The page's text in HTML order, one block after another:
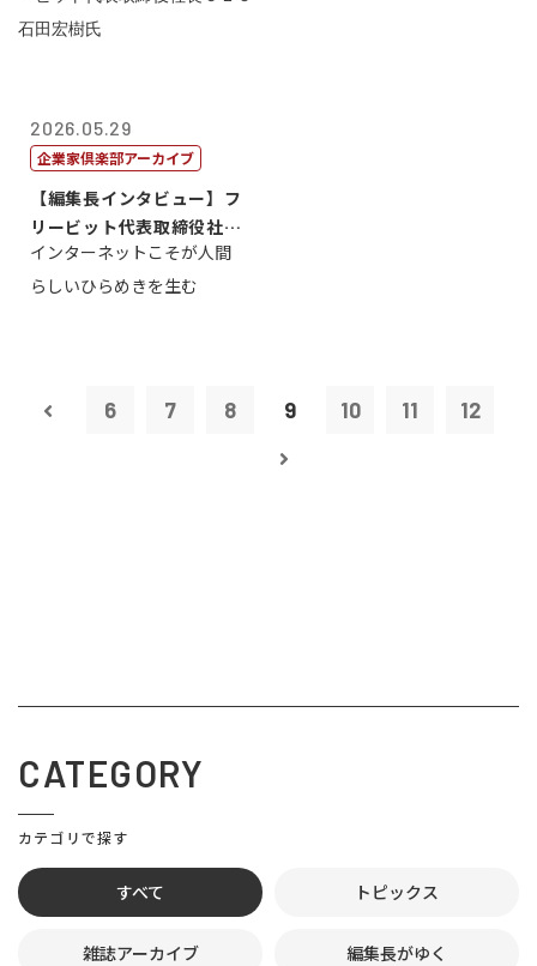
2026.05.29
企業家倶楽部アーカイブ
【編集長インタビュー】フ
リービット代表取締役社長
ＣＥＯ 石田...
インターネットこそが人間
らしいひらめきを生む
6 7 8 9 10 11 12
CATEGORY
カテゴリで探す
すべて トピックス
雑誌アーカイブ 編集長がゆく